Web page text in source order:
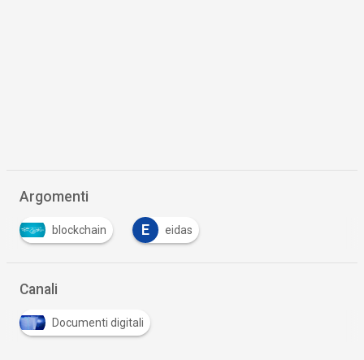
Argomenti
blockchain E eidas
Canali
Documenti digitali